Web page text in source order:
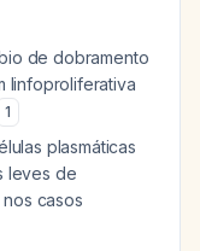
de dobramento
linfoproliferativa
1
plasmáticas
leves de
casos